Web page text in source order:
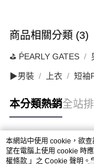
商品相關分類 (3)
⛳️ ṔEARLY GATES
▶男裝 上衣 短袖
本分類熱銷全站
熱門標籤
本網站中使用 cookie，欲查
望在電腦上使用 cookie 時
權條款 」之 Cookie 聲明。